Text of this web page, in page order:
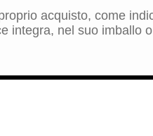
acquisto, come
nel suo